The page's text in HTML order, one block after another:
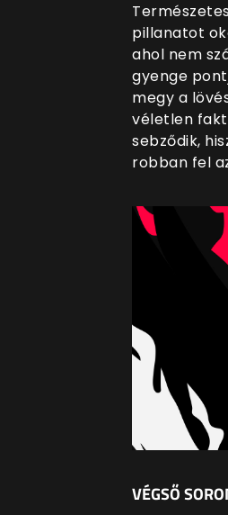
pillanatot
ahol nem
gyenge
megy a
véletlen
sebződik,
robban fel
VÉGSŐ